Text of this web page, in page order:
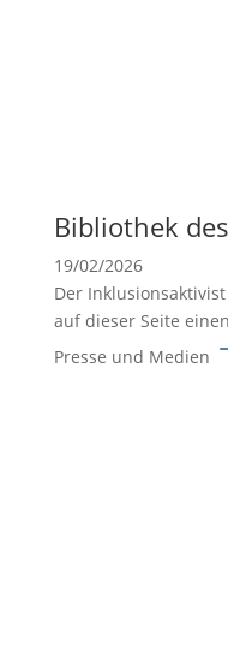
Biblio­thek
19/02/2026
Der
auf dieser Seite
Presse und Medien